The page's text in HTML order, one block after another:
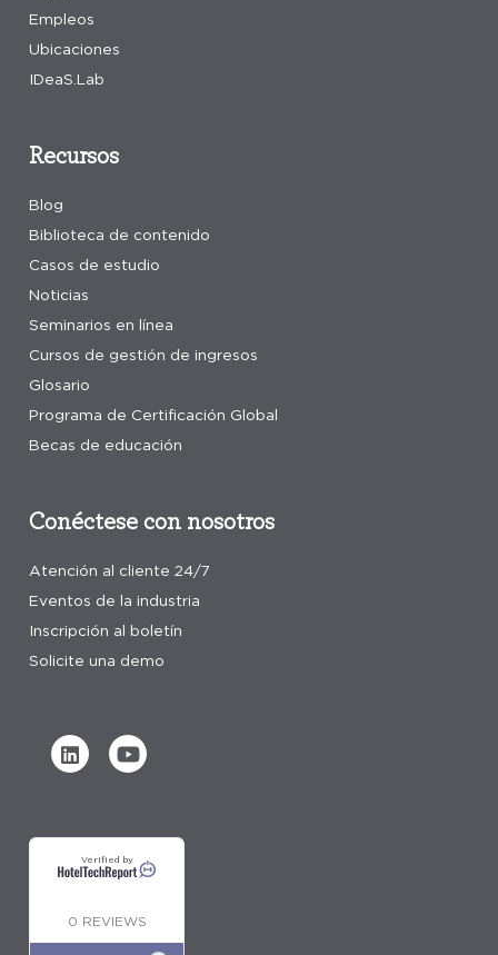
Empleos
Ubicaciones
IDeaS.Lab
Recursos
Blog
Biblioteca de contenido
Casos de estudio
Noticias
Seminarios en línea
Cursos de gestión de ingresos
Glosario
Programa de Certificación Global
Becas de educación
Conéctese con nosotros
Atención al cliente 24/7
Eventos de la industria
Inscripción al boletín
Solicite una demo
Verified by
0 REVIEWS